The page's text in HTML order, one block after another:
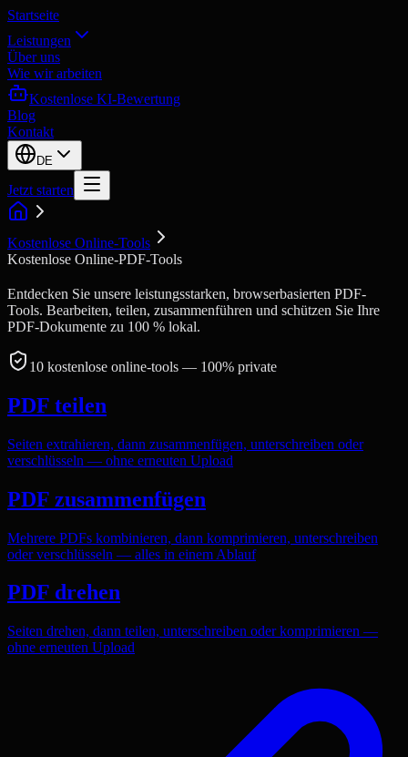
Startseite
Leistungen
Über uns
Wie wir arbeiten
Kostenlose KI-Bewertung
Blog
Kontakt
DE
Jetzt starten
Kostenlose Online-Tools
Kostenlose Online-PDF-Tools
Entdecken Sie unsere leistungsstarken, browserbasierten PDF-
Tools. Bearbeiten, teilen, zusammenführen und schützen Sie Ihre
PDF-Dokumente zu 100 % lokal.
10 kostenlose online-tools — 100% private
PDF teilen
Seiten extrahieren, dann zusammenfügen, unterschreiben oder
verschlüsseln — ohne erneuten Upload
PDF zusammenfügen
Mehrere PDFs kombinieren, dann komprimieren, unterschreiben
oder verschlüsseln — alles in einem Ablauf
PDF drehen
Seiten drehen, dann teilen, unterschreiben oder komprimieren —
ohne erneuten Upload